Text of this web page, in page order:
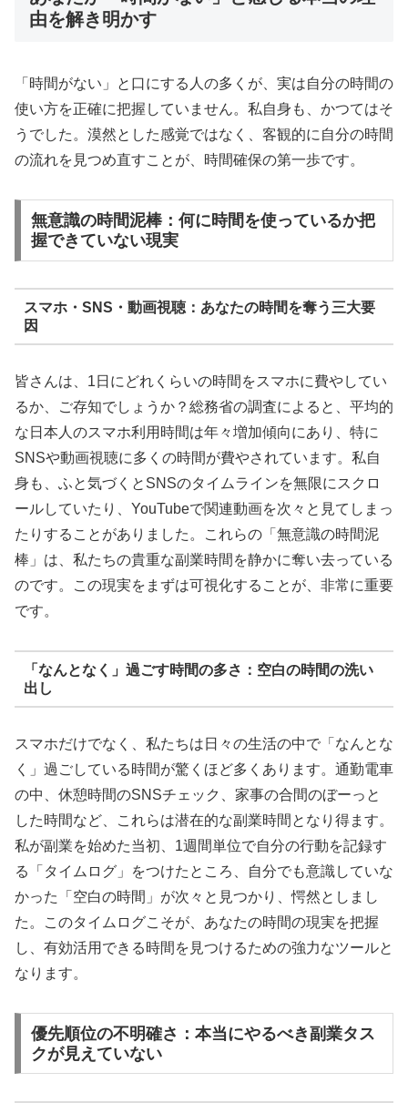
由を解き明かす
「時間がない」と口にする人の多くが、実は自分の時間の
使い方を正確に把握していません。私自身も、かつてはそ
うでした。漠然とした感覚ではなく、客観的に自分の時間
の流れを見つめ直すことが、時間確保の第一歩です。
無意識の時間泥棒：何に時間を使っているか把
握できていない現実
スマホ・SNS・動画視聴：あなたの時間を奪う三大要
因
皆さんは、1日にどれくらいの時間をスマホに費やしてい
るか、ご存知でしょうか？総務省の調査によると、平均的
な日本人のスマホ利用時間は年々増加傾向にあり、特に
SNSや動画視聴に多くの時間が費やされています。私自
身も、ふと気づくとSNSのタイムラインを無限にスクロ
ールしていたり、YouTubeで関連動画を次々と見てしまっ
たりすることがありました。これらの「無意識の時間泥
棒」は、私たちの貴重な副業時間を静かに奪い去っている
のです。この現実をまずは可視化することが、非常に重要
です。
「なんとなく」過ごす時間の多さ：空白の時間の洗い
出し
スマホだけでなく、私たちは日々の生活の中で「なんとな
く」過ごしている時間が驚くほど多くあります。通勤電車
の中、休憩時間のSNSチェック、家事の合間のぼーっと
した時間など、これらは潜在的な副業時間となり得ます。
私が副業を始めた当初、1週間単位で自分の行動を記録す
る「タイムログ」をつけたところ、自分でも意識していな
かった「空白の時間」が次々と見つかり、愕然としまし
た。このタイムログこそが、あなたの時間の現実を把握
し、有効活用できる時間を見つけるための強力なツールと
なります。
優先順位の不明確さ：本当にやるべき副業タス
クが見えていない